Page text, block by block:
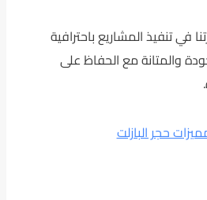
تنفيذ المشاريع باحترافية
والمتانة مع الحفاظ على
حجر البازلت